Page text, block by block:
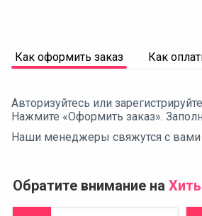
Как оформить заказ Как
Авторизуйтесь или
Нажмите «Оформить заказ».
Наши менеджеры свяжутся с вами
Обратите внимание на